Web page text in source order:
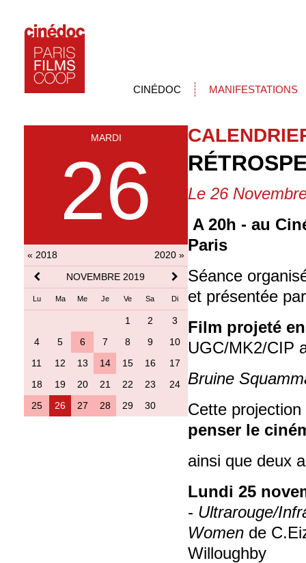
CINÉDOC MANIFESTATIONS
MARDI
26
« 2018
2020 »
NOVEMBRE 2019
Lu Ma Me Je Ve Sa Di
1 2
3
4
5 6 7 8 9
10
11
12 13 14 15 16
17
18
19 20 21 22 23
24
25
26 27 28 29 30
Le 26
A 20h - au
Paris
Séance
et présentée
Film projeté
UGC/MK2/CIP
Bruine
Cette
penser le
ainsi que deux
Lundi 25
- Ultrarouge/
Women de
Willoughby